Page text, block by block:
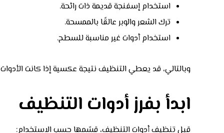
استخدام إسفنجة قديمة ذات رائحة.
ترك الشعر والوبر عالقًا بالممسحة.
استخدام أدوات غير مناسبة للسطح.
وبالتالي، قد يعطي التنظيف نتيجة عكسية إذا كانت
ابدأ بفرز أدوات التنظيف
قبل تنظيف أدوات التنظيف، قسّمها حسب الاستخدام: